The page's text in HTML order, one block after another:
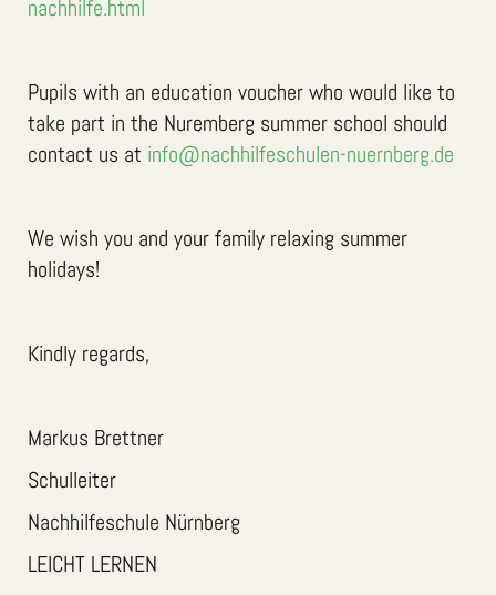
nachhilfe.html
Pupils with an education voucher who would like to
take part in the Nuremberg summer school should
contact us at info@nachhilfeschulen-nuernberg.de
We wish you and your family relaxing summer
holidays!
Kindly regards,
Markus Brettner
Schulleiter
Nachhilfeschule Nürnberg
LEICHT LERNEN